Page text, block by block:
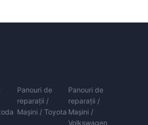
Panouri de
reparații /
Mașini / Toyota
Panouri de
reparații /
Mașini /
Volkswagen